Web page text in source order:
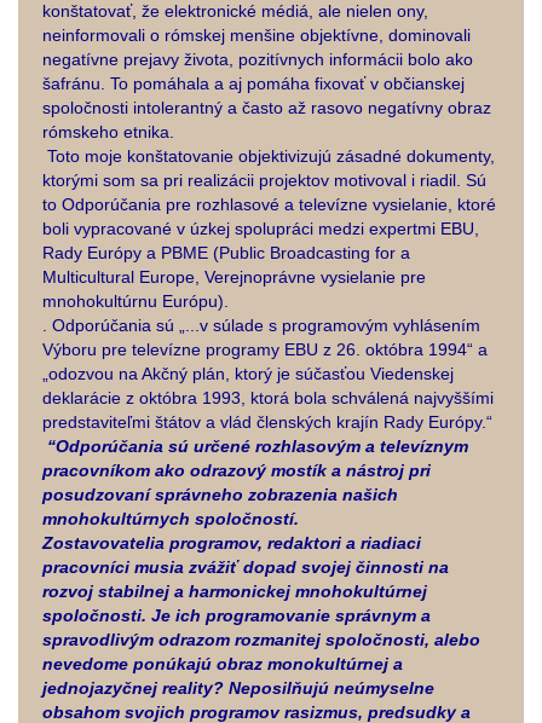
konštatovať, že elektronické médiá, ale nielen ony,
neinformovali o rómskej menšine objektívne, dominovali
negatívne prejavy života, pozitívnych informácii bolo ako
šafránu. To pomáhala a aj pomáha fixovať v občianskej
spoločnosti intolerantný a často až rasovo negatívny obraz
rómskeho etnika.
Toto moje konštatovanie objektivizujú zásadné dokumenty,
ktorými som sa pri realizácii projektov motivoval i riadil. Sú
to Odporúčania pre rozhlasové a televízne vysielanie, ktoré
boli vypracované v úzkej spolupráci medzi expertmi EBU,
Rady Európy a PBME (Public Broadcasting for a
Multicultural Europe, Verejnoprávne vysielanie pre
mnohokultúrnu Európu).
. Odporúčania sú „...v súlade s programovým vyhlásením
Výboru pre televízne programy EBU z 26. októbra 1994“ a
„odozvou na Akčný plán, ktorý je súčasťou Viedenskej
deklarácie z októbra 1993, ktorá bola schválená najvyššími
predstaviteľmi štátov a vlád členských krajín Rady Európy.“
“Odporúčania sú určené rozhlasovým a televíznym
pracovníkom ako odrazový mostík a nástroj pri
posudzovaní správneho zobrazenia našich
mnohokultúrnych spoločností.
Zostavovatelia programov, redaktori a riadiaci
pracovníci musia zvážiť dopad svojej činnosti na
rozvoj stabilnej a harmonickej mnohokultúrnej
spoločnosti. Je ich programovanie správnym a
spravodlivým odrazom rozmanitej spoločnosti, alebo
nevedome ponúkajú obraz monokultúrnej a
jednojazyčnej reality? Neposilňujú neúmyselne
obsahom svojich programov rasizmus, predsudky a